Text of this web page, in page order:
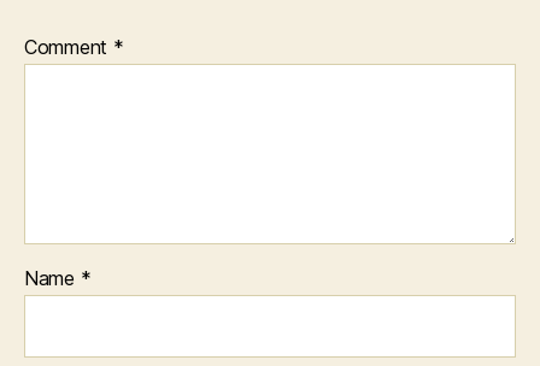
Comment *
Name *